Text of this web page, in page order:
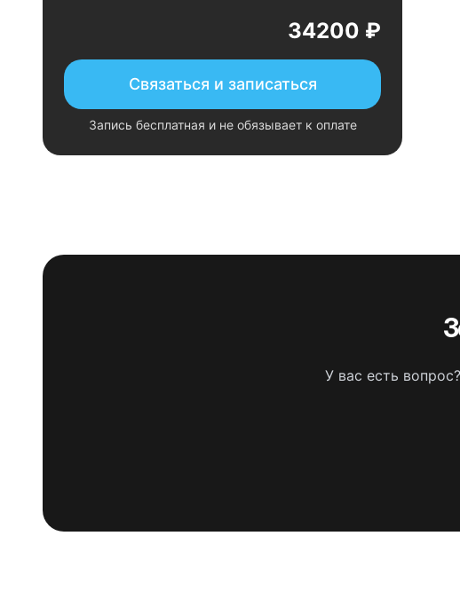
34200 ₽
Связаться и записаться
Запись бесплатная и не обязывает к оплате
У вас есть